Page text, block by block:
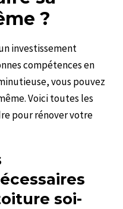
?
investissement
compétences en
vous pouvez
Voici toutes les
pour rénover votre
soi-